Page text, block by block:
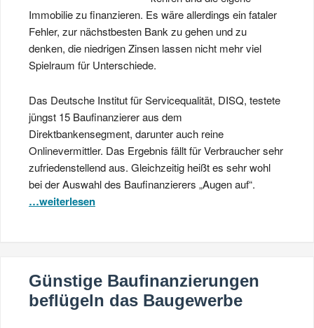
Immobilie zu finanzieren. Es wäre allerdings ein fataler
Fehler, zur nächstbesten Bank zu gehen und zu
denken, die niedrigen Zinsen lassen nicht mehr viel
Spielraum für Unterschiede.
Das Deutsche Institut für Servicequalität, DISQ, testete
jüngst 15 Baufinanzierer aus dem
Direktbankensegment, darunter auch reine
Onlinevermittler. Das Ergebnis fällt für Verbraucher sehr
zufriedenstellend aus. Gleichzeitig heißt es sehr wohl
bei der Auswahl des Baufinanzierers „Augen auf“.
…weiterlesen
Günstige Baufinanzierungen
beflügeln das Baugewerbe